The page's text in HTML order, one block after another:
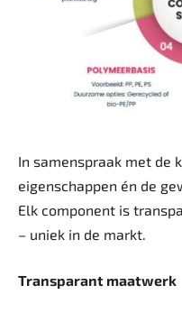
In samenspraak met de
eigenschappen én de
Elk component is
– uniek in de markt.
Transparant maatwerk